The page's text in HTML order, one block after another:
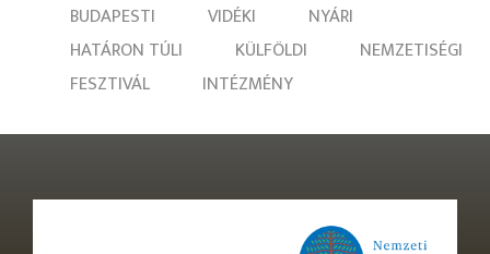
BUDAPESTI VIDÉKI
NYÁRI
HATÁRON TÚLI
KÜLFÖLDI
NEMZETISÉGI
FESZTIVÁL
INTÉZMÉNY